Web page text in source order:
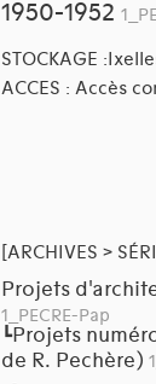
1950-1952
STOCKAGE
ACCES : Accès
[ARCHIVES >
Projets
1_PECRE-Pap
┗Projets
de R. Pechère)